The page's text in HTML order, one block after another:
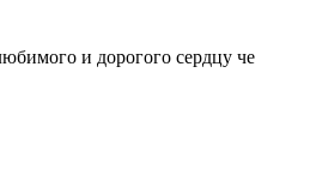
и дорогого сердцу че